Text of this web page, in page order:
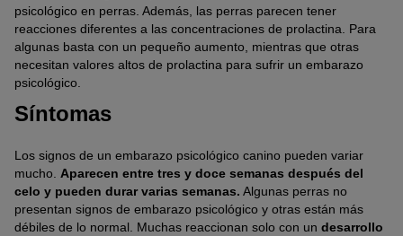
psicológico en perras. Además, las perras parecen tener
reacciones diferentes a las concentraciones de prolactina. Para
algunas basta con un pequeño aumento, mientras que otras
necesitan valores altos de prolactina para sufrir un embarazo
psicológico.
Síntomas
Los signos de un embarazo psicológico canino pueden variar
mucho. Aparecen entre tres y doce semanas después del
celo y pueden durar varias semanas. Algunas perras no
presentan signos de embarazo psicológico y otras están más
débiles de lo normal. Muchas reaccionan solo con un desarrollo